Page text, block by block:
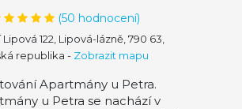
(50 hodnocení)
122, Lipová-lázně, 790 63,
republika - Zobrazit mapu
Apartmány u Petra.
u Petra se nachází v